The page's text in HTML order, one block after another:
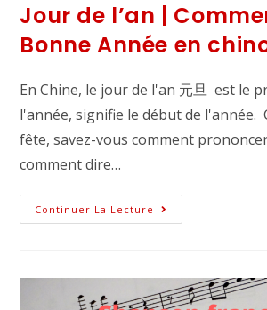
Jour de l’an |
Bonne Année en
En Chine, le jour de l'an 元旦 est le
l'année, signifie le début de l'année.
fête, savez-vous comment
comment dire…
Continuer La Lecture